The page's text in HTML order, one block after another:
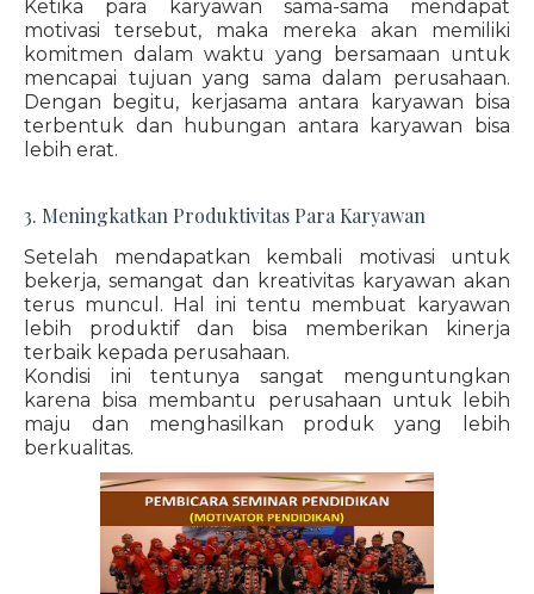
Ketika para karyawan sama-sama mendapat
motivasi tersebut, maka mereka akan memiliki
komitmen dalam waktu yang bersamaan untuk
mencapai tujuan yang sama dalam perusahaan.
Dengan begitu, kerjasama antara karyawan bisa
terbentuk dan hubungan antara karyawan bisa
lebih erat.
3. Meningkatkan Produktivitas Para Karyawan
Setelah mendapatkan kembali motivasi untuk
bekerja, semangat dan kreativitas karyawan akan
terus muncul. Hal ini tentu membuat karyawan
lebih produktif dan bisa memberikan kinerja
terbaik kepada perusahaan.
Kondisi ini tentunya sangat menguntungkan
karena bisa membantu perusahaan untuk lebih
maju dan menghasilkan produk yang lebih
berkualitas.